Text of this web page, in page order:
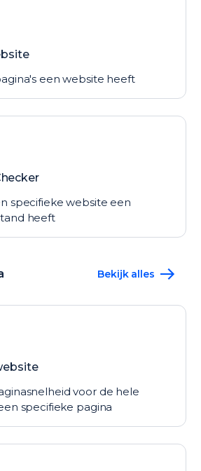
een website heeft
specifieke website een
heeft
Bekijk alles
voor de hele
specifieke pagina